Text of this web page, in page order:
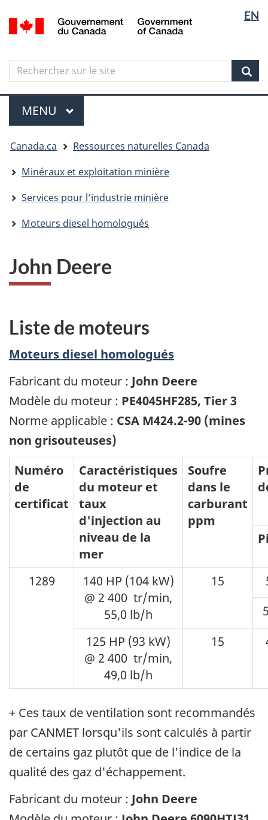
Aller
au
principal
Skip
to
government"
Passer
à
version
simplifiée
langue
EN
Canada
Search
Recherchez
sur
le
site
Menu
MENU PRINCIPAL
êtes
ici
Canada.ca
Ressources naturelles Canada
Minéraux et exploitation minière
Services pour l’industrie minière
Moteurs diesel homologués
John Deere
Liste de moteurs
Moteurs diesel homologués
Fabricant du moteur : John Deere
Modèle du moteur : PE4045HF285, Tier 3
Norme applicable : CSA M424.2-90 (mines
non grisouteuses)
Numéro
de
certificat
Caractéristiques
du moteur et
taux
d'injection au
niveau de la
mer
Soufre
dans le
carburant
ppm
1289
140 HP (104 kW)
@ 2 400 tr/min,
55,0 lb/h
15
125 HP (93 kW)
@ 2 400 tr/min,
49,0 lb/h
15
+ Ces taux de ventilation sont recommandés
par CANMET lorsqu'ils sont calculés à partir
de certains gaz plutôt que de l'indice de la
qualité des gaz d'échappement.
Fabricant du moteur : John Deere